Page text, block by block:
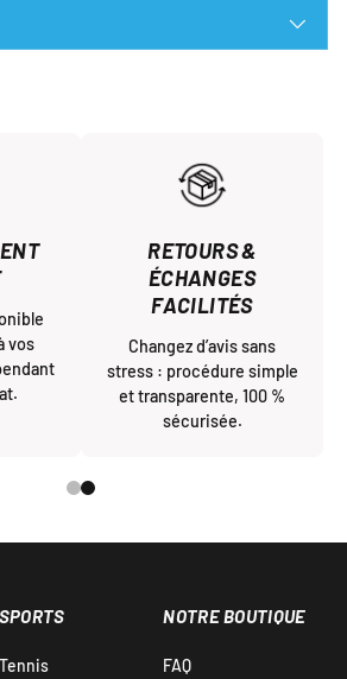
vos
RETOURS &
ÉCHANGES
FACILITÉS
Changez d’avis sans
stress : procédure simple
et transparente, 100 %
sécurisée.
SPORTS
Tennis
NOTRE BOUTIQUE
FAQ